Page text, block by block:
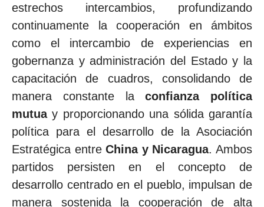
estrechos intercambios, profundizando
continuamente la cooperación en ámbitos
como el intercambio de experiencias en
gobernanza y administración del Estado y la
capacitación de cuadros, consolidando de
manera constante laconfianza política
mutuay proporcionando una sólida garantía
política para el desarrollo de la Asociación
Estratégica entreChina y Nicaragua. Ambos
partidos persisten en el concepto de
desarrollo centrado en el pueblo, impulsan de
manera sostenida la cooperación de alta